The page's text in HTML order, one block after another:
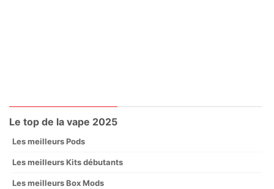
Le top de la vape 2025
Les meilleurs Pods
Les meilleurs Kits débutants
Les meilleurs Box Mods